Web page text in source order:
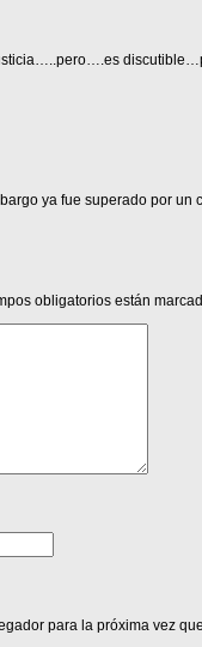
ya fue superado por un
obligatorios están
para la próxima vez